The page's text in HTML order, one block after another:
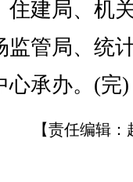
住建局、机
监管局、统
心承办。(完)
【责任编辑：